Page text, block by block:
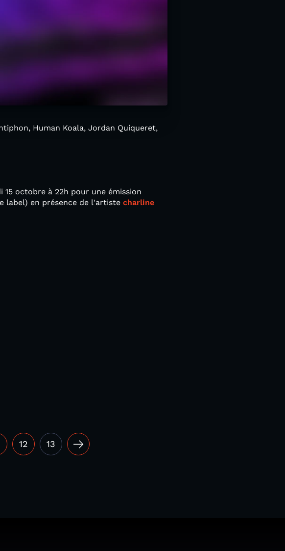
Human Koala, Jordan Quiqueret,
octobre à 22h pour une émission
label) en présence de l'artiste charline
12 13